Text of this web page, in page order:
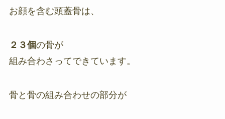
お顔を含む頭蓋骨は、
２３個の骨が
組み合わさってできています。
骨と骨の組み合わせの部分が